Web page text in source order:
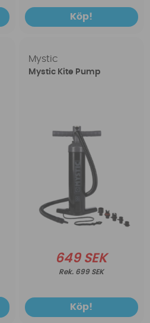
Köp!
Mystic
Mystic Kite Pump
649 SEK
699 SEK
Köp!